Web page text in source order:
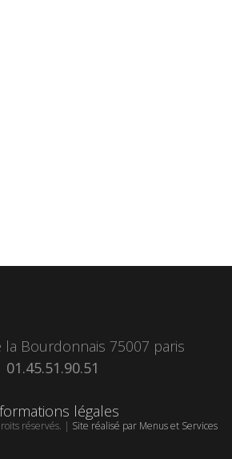
la Bourdonnais 75007 paris
01.45.51.90.51
légales
réservés. | Site réalisé par Menus et Services